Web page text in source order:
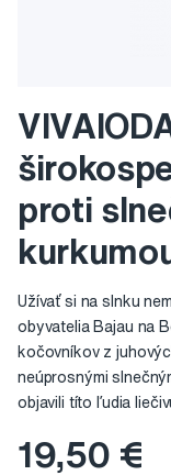
proti
Užívať si na slnku
obyvatelia Bajau na
kočovníkov z
neúprosnými
objavili títo ľudia
19,50 €